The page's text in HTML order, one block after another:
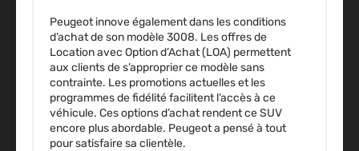
Peugeot innove également dans les conditions
d’achat de son modèle 3008. Lesoffres de
Location avec Option d’Achat (LOA) permettent
aux clients de s’approprier ce modèle sans
contrainte. Les promotions actuelles et les
programmes de fidélité facilitent l’accès à ce
véhicule. Ces options d’achat rendent ce SUV
encore plus abordable. Peugeot a pensé à tout
pour satisfaire sa clientèle.